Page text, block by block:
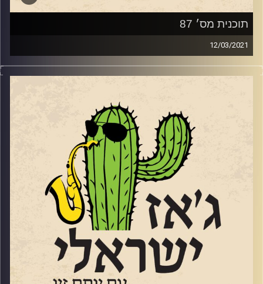
תוכנית מס׳ 87
12/03/2021
השבוע שוחחנו עם ארבעה מוזיקאים נהדרים.
כינור. המשכנו עם הגיטריסט יבגני שאבלזון
הרוח החיה מאחורי הרכב הג'ז פיוז'ן
ועם הבסיסטרון ברזילי שעובד על אלבום
בכורה. וסיימנו שני קטעים מתוךאלבום הבכורה
של הפסנתרן והמלחין עדן גיאת
האזנה נעימה!
רותם בר-אילן